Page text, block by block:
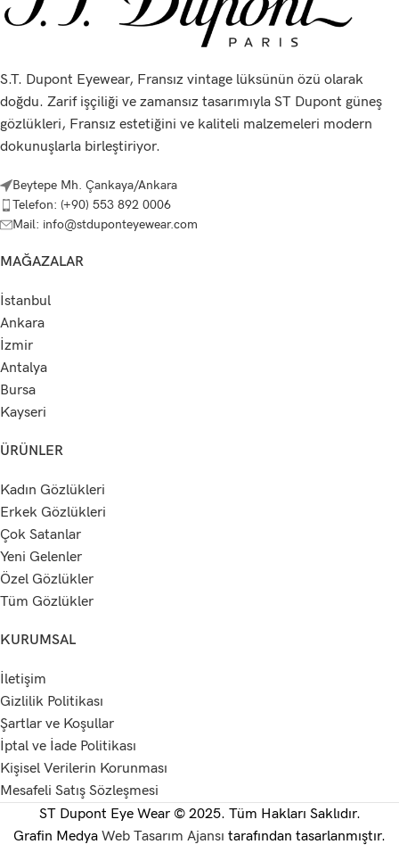
S.T. Dupont Eyewear, Fransız vintage lüksünün özü olarak
doğdu. Zarif işçiliği ve zamansız tasarımıyla ST Dupont güneş
gözlükleri, Fransız estetiğini ve kaliteli malzemeleri modern
dokunuşlarla birleştiriyor.
Beytepe Mh. Çankaya/Ankara
Telefon: (+90) 553 892 0006
Mail: info@stduponteyewear.com
MAĞAZALAR
İstanbul
Ankara
İzmir
Antalya
Bursa
Kayseri
ÜRÜNLER
Kadın Gözlükleri
Erkek Gözlükleri
Çok Satanlar
Yeni Gelenler
Özel Gözlükler
Tüm Gözlükler
KURUMSAL
İletişim
Gizlilik Politikası
Şartlar ve Koşullar
İptal ve İade Politikası
Kişisel Verilerin Korunması
Mesafeli Satış Sözleşmesi
ST Dupont Eye Wear © 2025. Tüm Hakları Saklıdır.
Grafin Medya Web Tasarım Ajansı tarafından tasarlanmıştır.